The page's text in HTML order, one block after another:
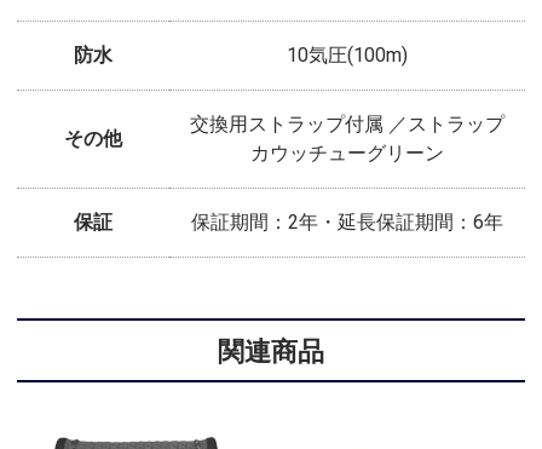
防水 10気圧(100m)
その他
交換用ストラップ付属 ／ストラップ
カウッチューグリーン
保証 保証期間：2年・延長保証期間：6年
関連商品